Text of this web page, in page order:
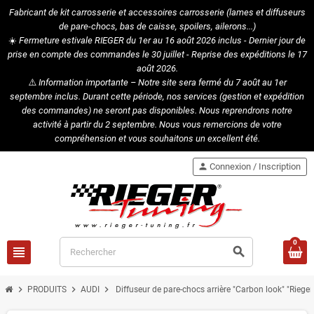
Fabricant de kit carrosserie et accessoires carrosserie (lames et diffuseurs
de pare-chocs, bas de caisse, spoilers, ailerons...)
☀️ Fermeture estivale RIEGER du 1er au 16 août 2026 inclus - Dernier jour de
prise en compte des commandes le 30 juillet - Reprise des expéditions le 17
août 2026.
⚠️Information importante – Notre site sera fermé du 7 août au 1er
septembre inclus. Durant cette période, nos services (gestion et expédition
des commandes) ne seront pas disponibles. Nous reprendrons notre
activité à partir du 2 septembre. Nous vous remercions de votre
compréhension et vous souhaitons un excellent été.
view_headline search
person Connexion / Inscription
0
chevron_right PRODUITS chevron_right AUDI chevron_right Diffuseur de pare-chocs arrière "Carbon look"